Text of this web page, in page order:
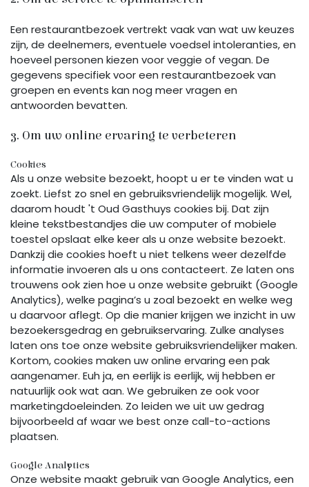
Een restaurantbezoek vertrekt vaak van wat uw keuzes
zijn, de deelnemers, eventuele voedsel intoleranties, en
hoeveel personen kiezen voor veggie of vegan. De
gegevens specifiek voor een restaurantbezoek van
groepen en events kan nog meer vragen en
antwoorden bevatten.
3. Om uw online ervaring te verbeteren
Cookies
Als u onze website bezoekt, hoopt u er te vinden wat u
zoekt. Liefst zo snel en gebruiksvriendelijk mogelijk. Wel,
daarom houdt 't Oud Gasthuys cookies bij. Dat zijn
kleine tekstbestandjes die uw computer of mobiele
toestel opslaat elke keer als u onze website bezoekt.
Dankzij die cookies hoeft u niet telkens weer dezelfde
informatie invoeren als u ons contacteert. Ze laten ons
trouwens ook zien hoe u onze website gebruikt (Google
Analytics), welke pagina’s u zoal bezoekt en welke weg
u daarvoor aflegt. Op die manier krijgen we inzicht in uw
bezoekersgedrag en gebruikservaring. Zulke analyses
laten ons toe onze website gebruiksvriendelijker maken.
Kortom, cookies maken uw online ervaring een pak
aangenamer. Euh ja, en eerlijk is eerlijk, wij hebben er
natuurlijk ook wat aan. We gebruiken ze ook voor
marketingdoeleinden. Zo leiden we uit uw gedrag
bijvoorbeeld af waar we best onze call-to-actions
plaatsen.
Google Analytics
Onze website maakt gebruik van Google Analytics, een